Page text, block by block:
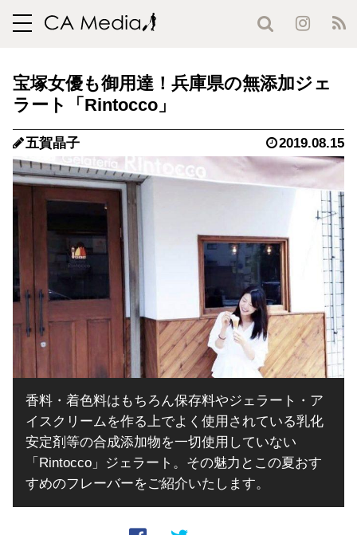
toggle
宝塚女優も御用達！兵庫県の無添加ジェ
ラート「Rintocco」
五賀晶子 2019.08.15
香料・着色料はもちろん保存料やジェラート・ア
イスクリームを作る上でよく使用されている乳化
安定剤等の合成添加物を一切使用していない
「Rintocco」ジェラート。その魅力とこの夏おす
すめのフレーバーをご紹介いたします。